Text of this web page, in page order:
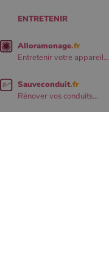
ENTRETENIR
Alloramonage.fr
Entretenir votre appareil...
Sauveconduit.fr
Rénover vos conduits...